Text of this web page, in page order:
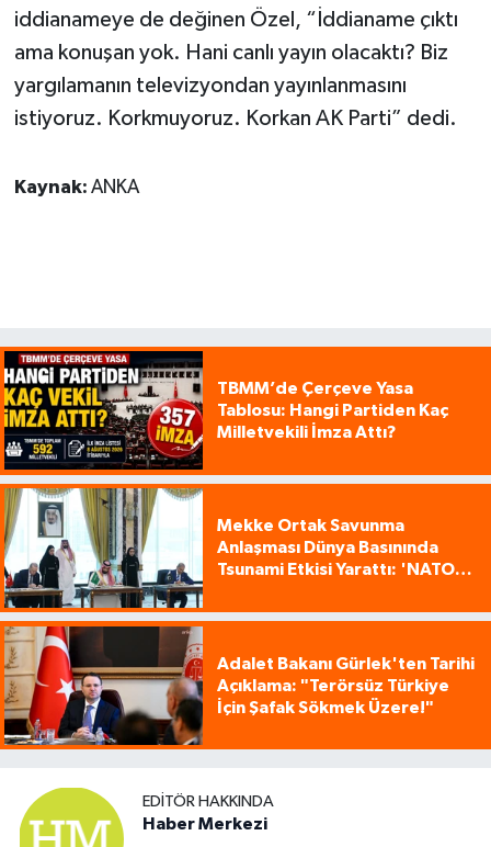
iddianameye de değinen Özel, “İddianame çıktı
ama konuşan yok. Hani canlı yayın olacaktı? Biz
yargılamanın televizyondan yayınlanmasını
istiyoruz. Korkmuyoruz. Korkan AK Parti” dedi.
Kaynak: ANKA
TBMM’de Çerçeve Yasa
Tablosu: Hangi Partiden Kaç
Milletvekili İmza Attı?
Mekke Ortak Savunma
Anlaşması Dünya Basınında
Tsunami Etkisi Yarattı: 'NATO
Adalet Bakanı Gürlek'ten Tarihi
Açıklama: "Terörsüz Türkiye
İçin Şafak Sökmek Üzere!"
EDITÖR HAKKINDA
Haber Merkezi